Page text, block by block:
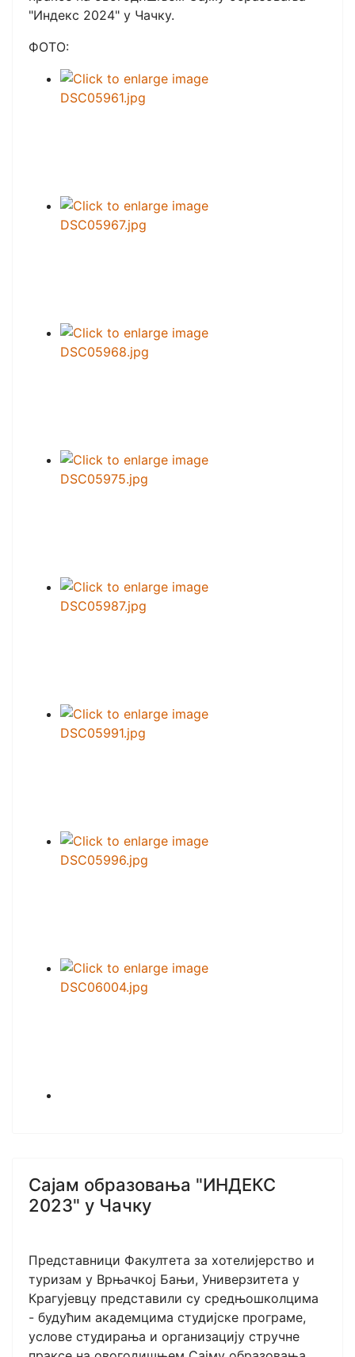
"Индекс 2024" у Чачку.
ФОТО:
Сајам образовања "ИНДЕКС
2023" у Чачку
Представници Факултета за хотелијерство и
туризам у Врњачкој Бањи, Универзитета у
Крагујевцу представили су средњошколцима
- будућим академцима студијске програме,
услове студирања и организацију стручне